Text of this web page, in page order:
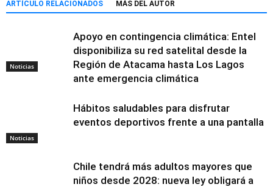
ARTÍCULO RELACIONADOS MÁS DEL AUTOR
Noticias
Apoyo en contingencia climática: Entel
disponibiliza su red satelital desde la
Región de Atacama hasta Los Lagos
ante emergencia climática
Noticias
Hábitos saludables para disfrutar
eventos deportivos frente a una pantalla
Chile tendrá más adultos mayores que
niños desde 2028: nueva ley obligará a